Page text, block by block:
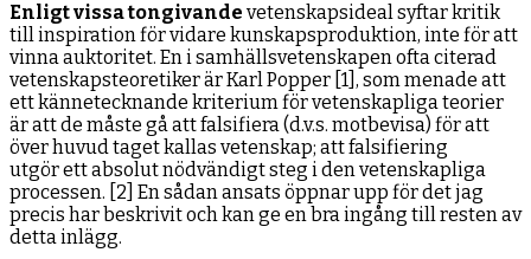
Enligt vissa tongivande vetenskapsideal syftar kritik
till inspiration för vidare kunskapsproduktion, inte för att
vinna auktoritet. En i samhällsvetenskapen ofta citerad
vetenskapsteoretiker är Karl Popper [1], som menade att
ett kännetecknande kriterium för vetenskapliga teorier
är att de måste gå att falsifiera (d.v.s. motbevisa) för att
över huvud taget kallas vetenskap; att falsifiering
utgör ett absolut nödvändigt steg i den vetenskapliga
processen. [2] En sådan ansats öppnar upp för det jag
precis har beskrivit och kan ge en bra ingång till resten av
detta inlägg.